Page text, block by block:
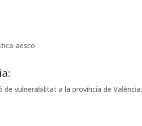
vulnerabilitat a la província de València.